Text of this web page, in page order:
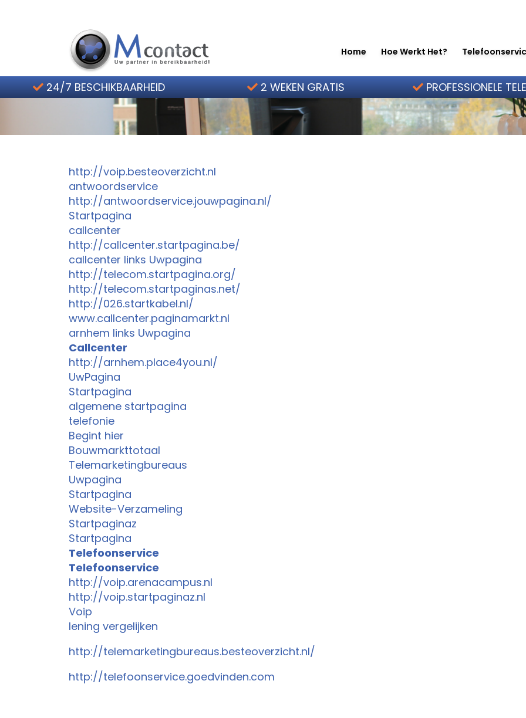
Hoe werkt het?
Telefoonservice Tarieven
2 weken gratis
Home Hoe Werkt Het?
24/7 BESCHIKBAARHEID 2 WEKEN GRATIS PROFESSIONELE
http://voip.besteoverzicht.nl
antwoordservice
http://antwoordservice.jouwpagina.nl/
Startpagina
callcenter
http://callcenter.startpagina.be/
callcenter links Uwpagina
http://telecom.startpagina.org/
http://telecom.startpaginas.net/
http://026.startkabel.nl/
www.callcenter.paginamarkt.nl
arnhem links Uwpagina
Callcenter
http://arnhem.place4you.nl/
UwPagina
Startpagina
algemene startpagina
telefonie
Begint hier
Bouwmarkttotaal
Telemarketingbureaus
Uwpagina
Startpagina
Website-Verzameling
Startpaginaz
Startpagina
Telefoonservice
Telefoonservice
http://voip.arenacampus.nl
http://voip.startpaginaz.nl
Voip
lening vergelijken
http://telemarketingbureaus.besteoverzicht.nl/
http://telefoonservice.goedvinden.com